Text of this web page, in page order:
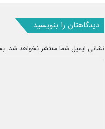
دیدگاهتان را بنویسید
نشانی ایمیل شما منتشر نخواهد شد.